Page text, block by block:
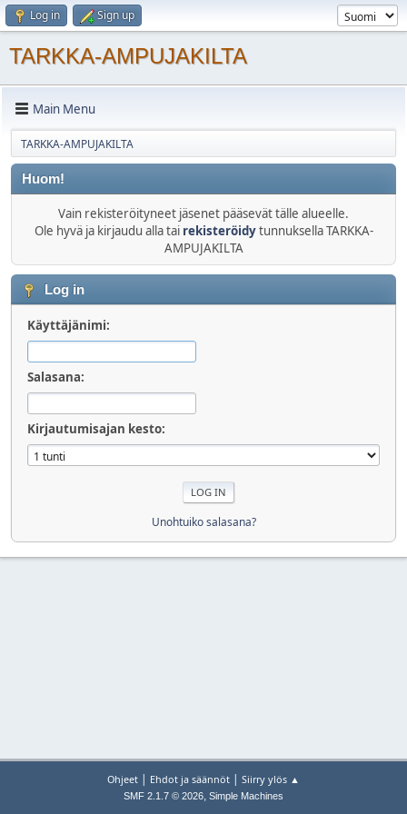
Log in Sign up
TARKKA-AMPUJAKILTA
Main Menu
TARKKA-AMPUJAKILTA
Huom!
Vain rekisteröityneet jäsenet pääsevät tälle alueelle.
Ole hyvä ja kirjaudu alla tai rekisteröidytunnuksella TARKKA-
AMPUJAKILTA
Log in
Käyttäjänimi:
Salasana:
Kirjautumisajan kesto:
Unohtuiko salasana?
Ohjeet | Ehdot ja säännöt | Siirry ylös ▲
SMF 2.1.7 © 2026, Simple Machines